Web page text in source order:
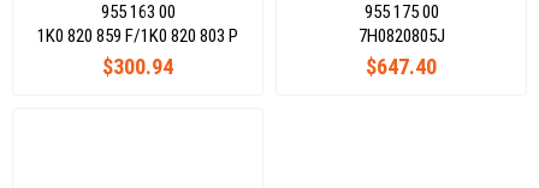
Iıı/Iv/Passat/A3/Leon/Toledo/Octavıa
1K0820803P
955 163 00
$300.94
1K0 820 859 F/1K0 820 803 P
7H0820805J
955 175 00
$647.40
7H0820805J